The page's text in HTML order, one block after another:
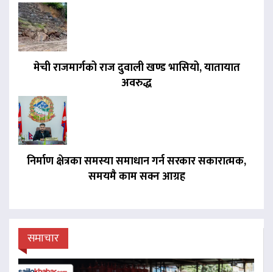
मेची राजमार्गको राज दुवाली खण्ड भासियो, यातायात
अवरुद्ध
निर्माण क्षेत्रका समस्या समाधान गर्न सरकार सकारात्मक,
समयमै काम सक्न आग्रह
समाचार